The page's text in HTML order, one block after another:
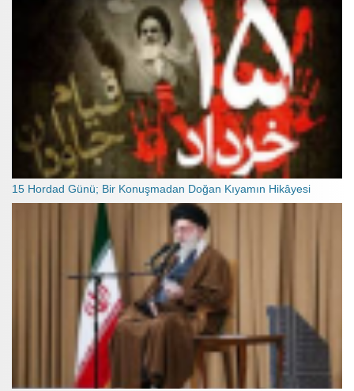
15 Hordad Günü; Bir Konuşmadan Doğan Kıyamın Hikâyesi